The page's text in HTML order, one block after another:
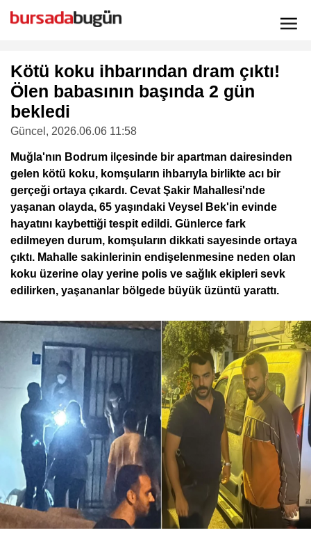
Kötü koku ihbarından dram çıktı!
Ölen babasının başında 2 gün
bekledi
Güncel , 2026.06.06 11:58
Muğla'nın Bodrum ilçesinde bir apartman dairesinden
gelen kötü koku, komşuların ihbarıyla birlikte acı bir
gerçeği ortaya çıkardı. Cevat Şakir Mahallesi'nde
yaşanan olayda, 65 yaşındaki Veysel Bek'in evinde
hayatını kaybettiği tespit edildi. Günlerce fark
edilmeyen durum, komşuların dikkati sayesinde ortaya
çıktı. Mahalle sakinlerinin endişelenmesine neden olan
koku üzerine olay yerine polis ve sağlık ekipleri sevk
edilirken, yaşananlar bölgede büyük üzüntü yarattı.